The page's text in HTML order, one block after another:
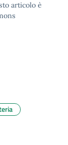
articolo è